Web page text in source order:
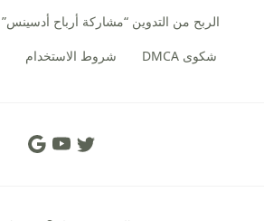
الربح من التدوين “مشاركة أرباح أدسينس”
شكوى DMCA
شروط الاستخدام
Social Links